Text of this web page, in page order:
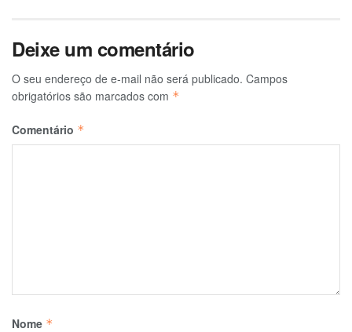
Deixe um comentário
O seu endereço de e-mail não será publicado. Campos
obrigatórios são marcados com *
Comentário *
Nome *